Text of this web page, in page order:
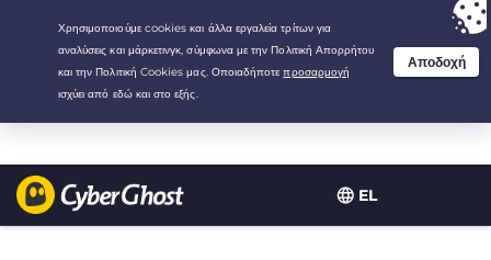
EL
Your choice:The Best Dealfor 3.3333333333333-years at $
/month